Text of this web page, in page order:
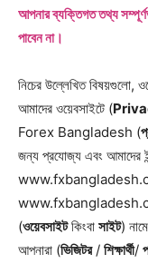
আপনার ব্যক্তিগত তথ্য
পাবেন না।
নিচের উল্লেখিত বিষয়গুলো,
আমাদের ওয়েবসাইটে (
Forex Bangladesh (
জন্য প্রযোজ্য এবং আমাদের
(ওয়েবসাইটকিংবা সাইট)
আপনারা (ভিজিটর/ শিক্ষার্থী/